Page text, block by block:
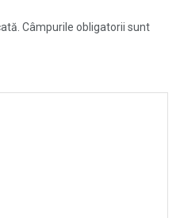
Câmpurile obligatorii sunt